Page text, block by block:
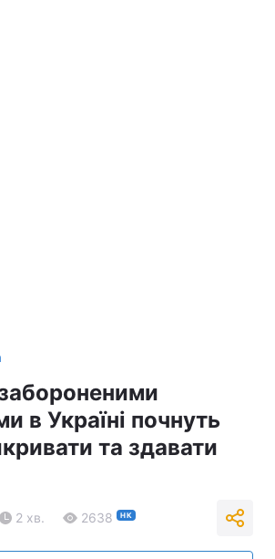
забороненими
в Україні почнуть
та здавати
2 хв. 2638 НК